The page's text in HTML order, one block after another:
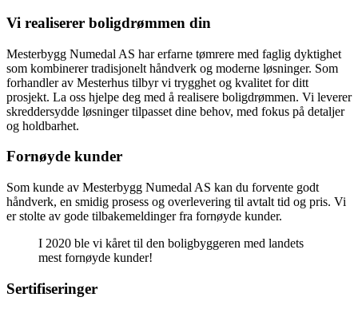
Vi realiserer boligdrømmen din
Mesterbygg Numedal AS har erfarne tømrere med faglig dyktighet
som kombinerer tradisjonelt håndverk og moderne løsninger. Som
forhandler av Mesterhus tilbyr vi trygghet og kvalitet for ditt
prosjekt. La oss hjelpe deg med å realisere boligdrømmen. Vi leverer
skreddersydde løsninger tilpasset dine behov, med fokus på detaljer
og holdbarhet.
Fornøyde kunder
Som kunde av Mesterbygg Numedal AS kan du forvente godt
håndverk, en smidig prosess og overlevering til avtalt tid og pris. Vi
er stolte av gode tilbakemeldinger fra fornøyde kunder.
I 2020 ble vi kåret til den boligbyggeren med landets
mest fornøyde kunder!
Sertifiseringer